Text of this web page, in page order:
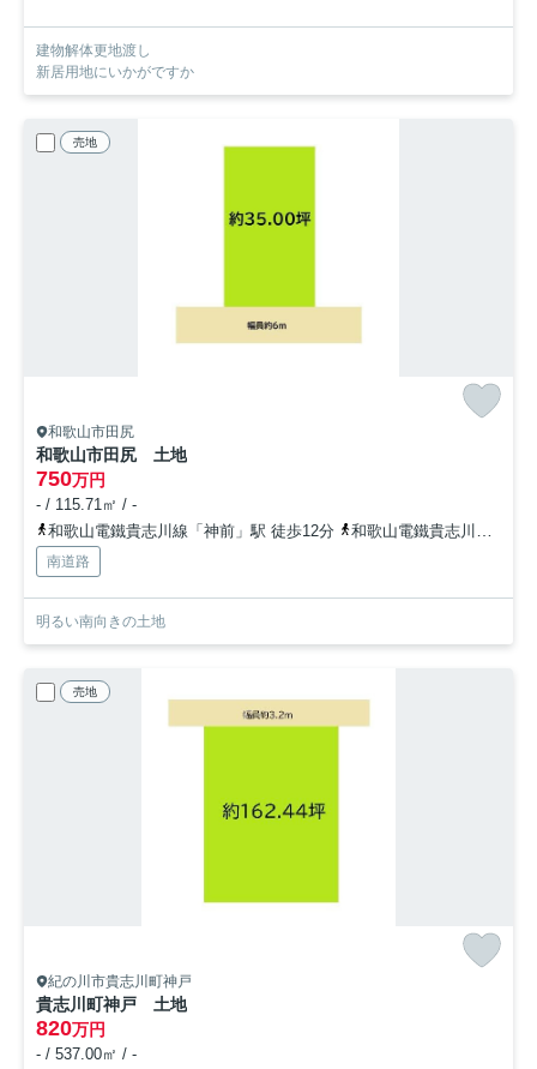
建物解体更地渡し
新居用地にいかがですか
売地
和歌山市田尻
和歌山市田尻 土地
750万円
- / 115.71㎡ / -
和歌山電鐵貴志川線「神前」駅 徒歩12分
和歌山電鐵貴志川線「竈山」駅 徒歩17分
南道路
明るい南向きの土地
売地
紀の川市貴志川町神戸
貴志川町神戸 土地
820万円
- / 537.00㎡ / -